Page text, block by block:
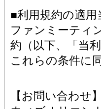
■利用規約の適用
ファンミーティ
約（以下、「当
これらの条件に
【お問い合わせ】